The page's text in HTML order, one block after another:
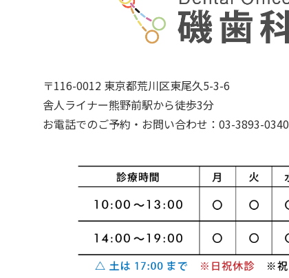
〒116-0012 東京都荒川区東尾久5-3-6
舎人ライナー熊野前駅から徒歩3分
お電話でのご予約・お問い合わせ：03-3893-0340